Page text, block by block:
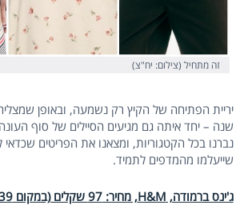
זה מתחיל (צילום: יח"צ)
יריית הפתיחה של הקיץ רק נשמעה, ובאופן
שנה – יחד איתה גם מגיעים הסיילים של סוף
נברנו בכל הקטגוריות, ומצאנו את הפריטים שכדאי
שייעלמו מהמדפים לתמיד.
ג'ינס ברמודה, H&M, מחיר: 97 שקלים (במקום 139)